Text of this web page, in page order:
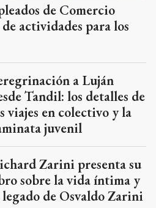
de Comercio
actividades para los
a Luján
Tandil: los detalles de
viajes en colectivo y la
juvenil
Zarini presenta su
sobre la vida íntima y
legado de Osvaldo Zarini